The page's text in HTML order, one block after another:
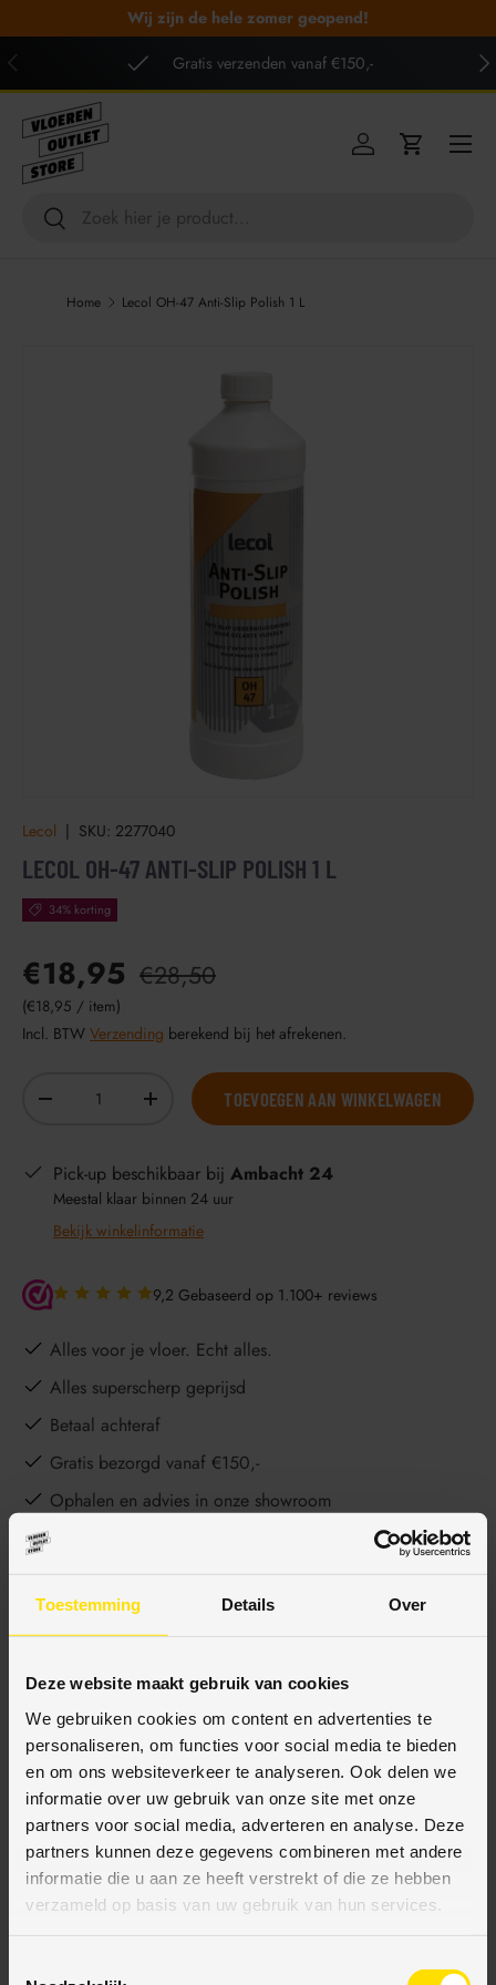
Toestemming Details Over
Deze website maakt gebruik van cookies
We gebruiken cookies om content en advertenties te
personaliseren, om functies voor social media te bieden
en om ons websiteverkeer te analyseren. Ook delen we
informatie over uw gebruik van onze site met onze
partners voor social media, adverteren en analyse. Deze
partners kunnen deze gegevens combineren met andere
informatie die u aan ze heeft verstrekt of die ze hebben
verzameld op basis van uw gebruik van hun services.
GA NAAR INHOUD
Wij zijn de hele zomer geopend!
VORIGE
Gratis verzenden vanaf €150,-
Zoeken
Zoeken
Inloggen
Menu
Home Lecol OH-47 Anti-Slip Polish 1 L
Lecol | SKU: 2277040
LECOL OH-47 ANTI-SLIP POLISH 1 L
34% korting
€18,95 €28,50
Eenheid prijs
€18,95 / item
Incl. BTW Verzending berekend bij het afrekenen.
-
+ TOEVOEGEN AAN WINKELWAGEN
Pick-up beschikbaar bij Ambacht 24
Meestal klaar binnen 24 uur
Bekijk winkelinformatie
9,2 Gebaseerd op 1.100+ reviews
Alles voor je vloer. Echt alles.
Alles superscherp geprijsd
Betaal achteraf
Gratis bezorgd vanaf €150,-
Ophalen en advies in onze showroom
BESCHRIJVING
BETAALMETHODES
JE KUNT BIJ ONS BETALEN MET: